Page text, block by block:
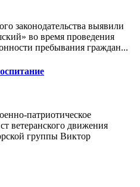
законодательства выявили
во время проведения
пребывания граждан...
патриотическое
ветеранского движения
группы Виктор